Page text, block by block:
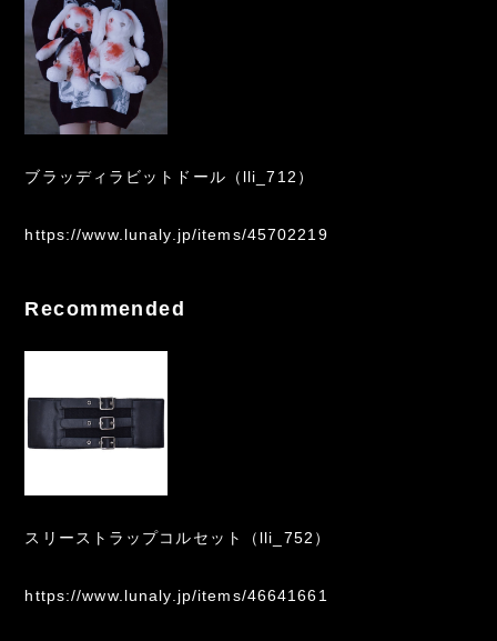
ブラッディラビットドール（lli_712）
https://www.lunaly.jp/items/45702219
Recommended
スリーストラップコルセット（lli_752）
https://www.lunaly.jp/items/46641661